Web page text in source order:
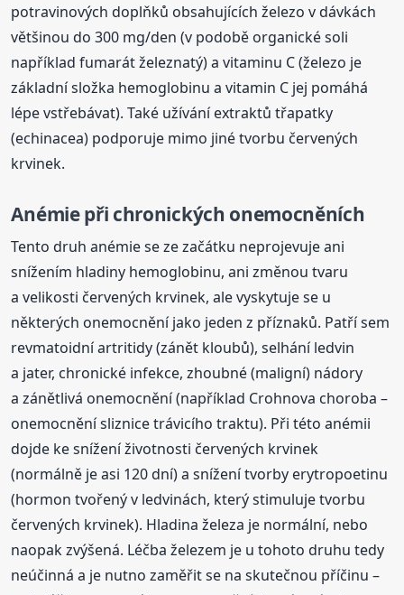
potravinových doplňků obsahujících železo v dávkách
většinou do 300 mg/den (v podobě organické soli
například fumarát železnatý) a vitaminu C (železo je
základní složka hemoglobinu a vitamin C jej pomáhá
lépe vstřebávat). Také užívání extraktů třapatky
(echinacea) podporuje mimo jiné tvorbu červených
krvinek.
Anémie při chronických onemocněních
Tento druh anémie se ze začátku neprojevuje ani
snížením hladiny hemoglobinu, ani změnou tvaru
a velikosti červených krvinek, ale vyskytuje se u
některých onemocnění jako jeden z příznaků. Patří sem
revmatoidní artritidy (zánět kloubů), selhání ledvin
a jater, chronické infekce, zhoubné (maligní) nádory
a zánětlivá onemocnění (například Crohnova choroba –
onemocnění sliznice trávicího traktu). Při této anémii
dojde ke snížení životnosti červených krvinek
(normálně je asi 120 dní) a snížení tvorby erytropoetinu
(hormon tvořený v ledvinách, který stimuluje tvorbu
červených krvinek). Hladina železa je normální, nebo
naopak zvýšená. Léčba železem je u tohoto druhu tedy
neúčinná a je nutno zaměřit se na skutečnou příčinu –